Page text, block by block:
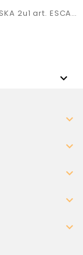
JAKNA ZIMSKA 2u1 art. ESCAPE





